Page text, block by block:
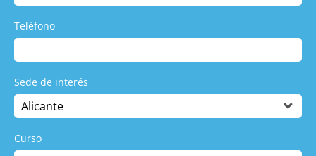
Teléfono
Sede de interés
Curso